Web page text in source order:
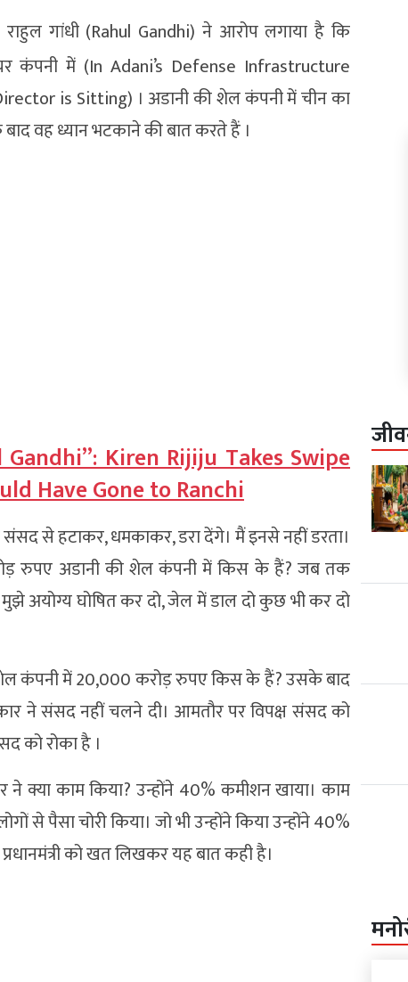
गांधी (Rahul Gandhi) ने आरोप लगाया है कि
कंपनी में (In Adani’s Defense Infrastructure
is Sitting) । अडानी की शेल कंपनी में चीन का
वह ध्यान भटकाने की बात करते हैं ।
Kiren Rijiju Takes Swipe
Have Gone to Ranchi
से हटाकर, धमकाकर, डरा देंगे। मैं इनसे नहीं डरता।
रुपए अडानी की शेल कंपनी में किस के हैं? जब तक
अयोग्य घोषित कर दो, जेल में डाल दो कुछ भी कर दो
कंपनी में 20,000 करोड़ रुपए किस के हैं? उसके बाद
ने संसद नहीं चलने दी। आमतौर पर विपक्ष संसद को
को रोका है ।
क्या काम किया? उन्होंने 40% कमीशन खाया। काम
से पैसा चोरी किया। जो भी उन्होंने किया उन्होंने 40%
को खत लिखकर यह बात कही है।